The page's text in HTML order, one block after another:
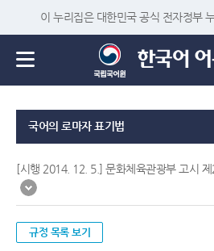
이 누리집은 대한민국 공식 전자정부
국어의 로마자 표기법
[시행 2014. 12. 5.] 문화체육관광부 고시
규정 목록 보기